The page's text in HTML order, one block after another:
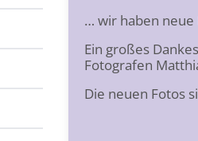
… wir haben neue
Ein großes
Fotografen
Die neuen Fotos